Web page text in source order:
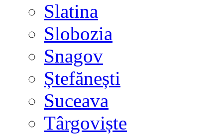
Slatina
Slobozia
Snagov
Ștefănești
Suceava
Târgoviște